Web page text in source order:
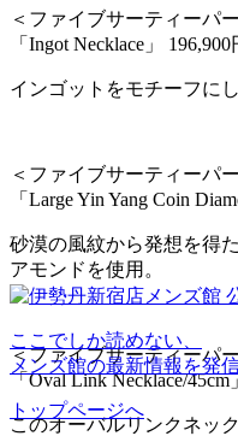
＜ファイブサーティーパ
「Ingot Necklace」 196,900
インゴットをモチーフに
＜ファイブサーティーパ
「Large Yin Yang Coin
砂漠の風紋から発想を得
アモンドを使用。
＜ファイブサーティーパ
「Oval Link Necklace/45cm
このオーバルリンクネッ
ここでしか読めない、
メンズ館の最新情報を発
トップページへ